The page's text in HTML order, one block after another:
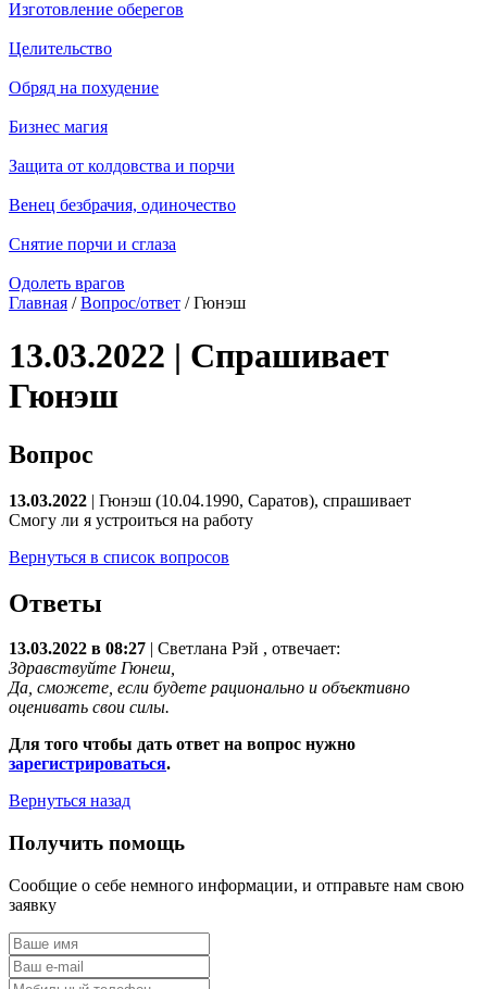
Изготовление оберегов
Целительство
Обряд на похудение
Бизнес магия
Защита от колдовства и порчи
Венец безбрачия, одиночество
Снятие порчи и сглаза
Одолеть врагов
Главная /Вопрос/ответ / Гюнэш
13.03.2022 | Спрашивает
Гюнэш
Вопрос
13.03.2022 | Гюнэш (10.04.1990, Саратов), спрашивает
Смогу ли я устроиться на работу
Вернуться в список вопросов
Ответы
13.03.2022 в 08:27 Светлана Рэй , отвечает:
Здравствуйте Гюнеш,
Да, сможете, если будете рационально и объективно
оценивать свои силы.
Для того чтобы дать ответ на вопрос нужно
зарегистрироваться.
Вернуться назад
Получить помощь
Сообщие о себе немного информации, и отправьте нам свою
заявку